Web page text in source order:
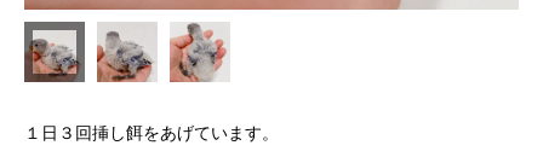
１日３回挿し餌をあげています。